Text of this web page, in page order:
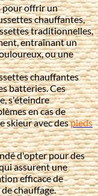
pour offrir un
chauffantes,
traditionnelles,
entraînant un
ou une
chauffantes
batteries. Ces
s'éteindre
en cas de
skieur avec despieds
d'opter pour des
assurent une
efficace de
chauffage.